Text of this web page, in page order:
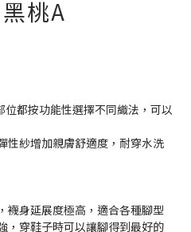
售完不補)
桃A
都按功能性選擇不同織法，可以
性紗增加親膚舒適度，耐穿水洗
襪身延展度極高，適合各種腳型
，穿鞋子時可以讓腳得到最好的